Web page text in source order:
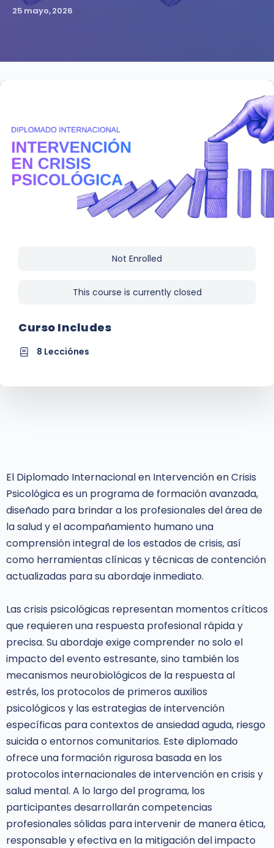
25 mayo, 2026
El Diplomado Internacional en Intervención en Crisis
Psicológica es un programa de formación avanzada,
diseñado para brindar a los profesionales del área de
la salud y el acompañamiento humano una
comprensión integral de los estados de crisis, así
como herramientas clínicas y técnicas de contención
actualizadas para su abordaje inmediato.
Las crisis psicológicas representan momentos críticos
que requieren una respuesta profesional rápida y
precisa. Su abordaje exige comprender no solo el
impacto del evento estresante, sino también los
mecanismos neurobiológicos de la respuesta al
estrés, los protocolos de primeros auxilios
psicológicos y las estrategias de intervención
específicas para contextos de ansiedad aguda, riesgo
suicida o entornos comunitarios. Este diplomado
ofrece una formación rigurosa basada en los
protocolos internacionales de intervención en crisis y
salud mental. A lo largo del programa, los
participantes desarrollarán competencias
profesionales sólidas para intervenir de manera ética,
responsable y efectiva en la mitigación del impacto
Not Enrolled
This course is currently closed
Curso Includes
8 Lecciónes